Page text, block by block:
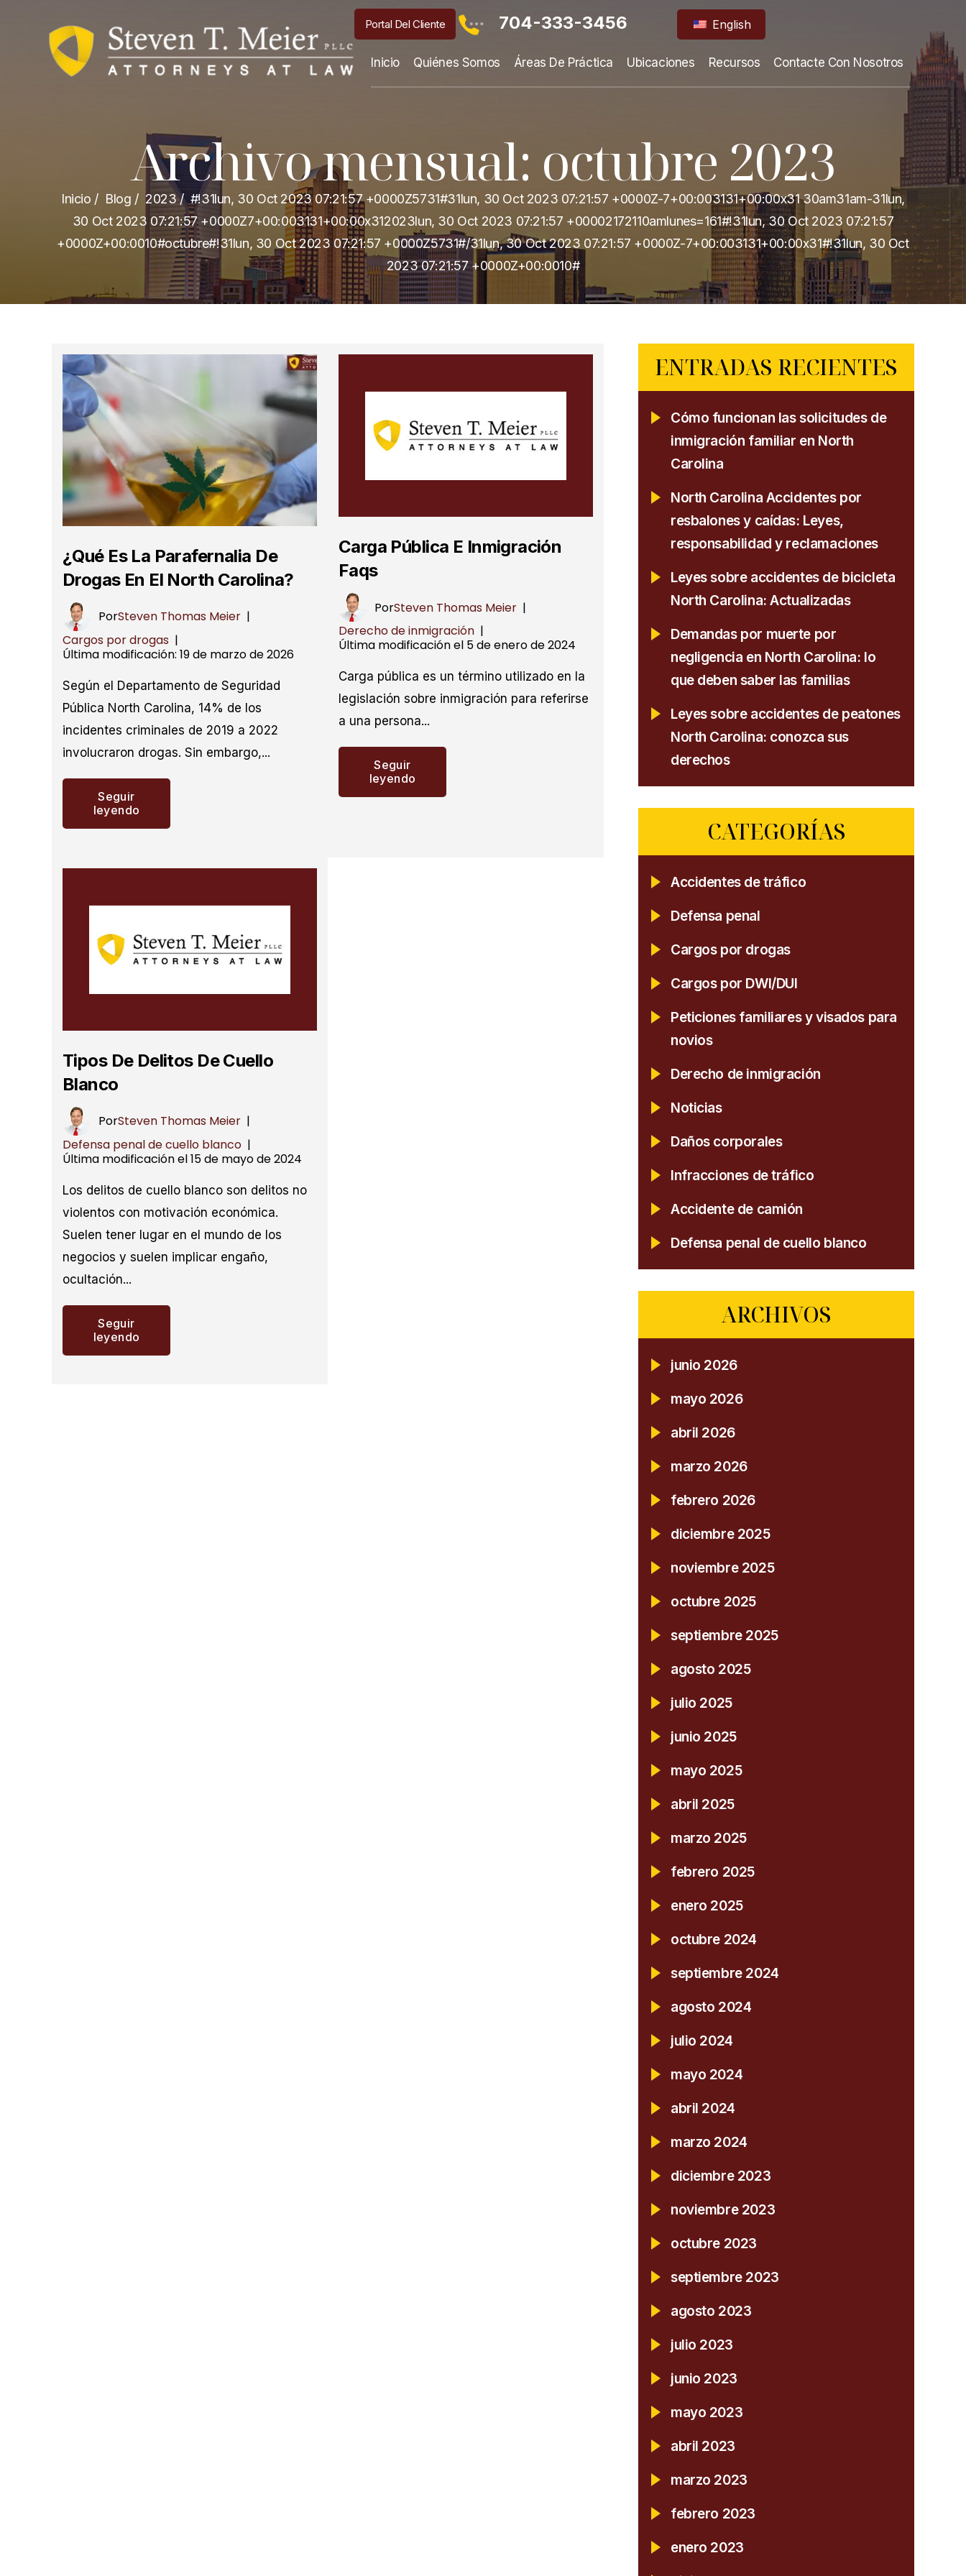
Portal Del Cliente 704-333-3456 English
Inicio Quiénes Somos Áreas De Práctica Ubicaciones Recursos Contacte Con Nosotros
Archivo mensual: octubre 2023
Inicio / Blog / 2023/ #!31lun, 30 Oct 2023 07:21:57 +0000Z5731#31lun, 30 Oct 2023 07:21:57 +0000Z-7+00:003131+00:00x31 30am31am-31lun,
30 Oct 2023 07:21:57 +0000Z7+00:003131+00:00x312023lun, 30 Oct 2023 07:21:57 +00002172110amlunes=161#!31lun, 30 Oct 2023 07:21:57
+0000Z+00:0010#octubre#!31lun, 30 Oct 2023 07:21:57 +0000Z5731#/31lun, 30 Oct 2023 07:21:57 +0000Z-7+00:003131+00:00x31#!31lun, 30 Oct
2023 07:21:57 +0000Z+00:0010#
¿Qué Es La Parafernalia De
Drogas En El North Carolina?
PorSteven Thomas Meier |
Cargos por drogas |
Última modificación: 19 de marzo de 2026
Según el Departamento de Seguridad
Pública North Carolina, 14% de los
incidentes criminales de 2019 a 2022
involucraron drogas. Sin embargo,...
Seguir
leyendo
Carga Pública E Inmigración
Faqs
PorSteven Thomas Meier|
Derecho de inmigración|
Última modificación el 5 de enero de 2024
Carga pública es un término utilizado en la
legislación sobre inmigración para referirse
a una persona...
Seguir
leyendo
Tipos De Delitos De Cuello
Blanco
PorSteven Thomas Meier |
Defensa penal de cuello blanco |
Última modificación el 15 de mayo de 2024
Los delitos de cuello blanco son delitos no
violentos con motivación económica.
Suelen tener lugar en el mundo de los
negocios y suelen implicar engaño,
ocultación...
Seguir
leyendo
ENTRADAS RECIENTES
Cómo funcionan las solicitudes de
inmigración familiar en North
Carolina
North Carolina Accidentes por
resbalones y caídas: Leyes,
responsabilidad y reclamaciones
Leyes sobre accidentes de bicicleta
North Carolina: Actualizadas
Demandas por muerte por
negligencia en North Carolina: lo
que deben saber las familias
Leyes sobre accidentes de peatones
North Carolina: conozca sus
derechos
CATEGORÍAS
Accidentes de tráfico
Defensa penal
Cargos por drogas
Cargos por DWI/DUI
Peticiones familiares y visados para
novios
Derecho de inmigración
Noticias
Daños corporales
Infracciones de tráfico
Accidente de camión
Defensa penal de cuello blanco
ARCHIVOS
junio 2026
mayo 2026
abril 2026
marzo 2026
febrero 2026
diciembre 2025
noviembre 2025
octubre 2025
septiembre 2025
agosto 2025
julio 2025
junio 2025
mayo 2025
abril 2025
marzo 2025
febrero 2025
enero 2025
octubre 2024
septiembre 2024
agosto 2024
julio 2024
mayo 2024
abril 2024
marzo 2024
diciembre 2023
noviembre 2023
octubre 2023
septiembre 2023
agosto 2023
julio 2023
junio 2023
mayo 2023
abril 2023
marzo 2023
febrero 2023
enero 2023